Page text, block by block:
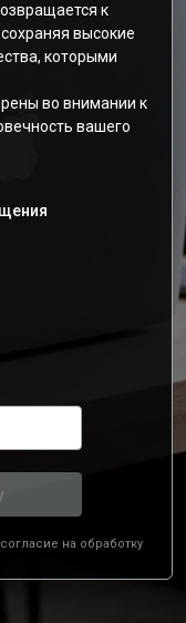
к
высокие
которыми
во внимании к
вашего
на обработку